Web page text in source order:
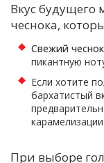
Вкус будущего
чеснока,
Свежий чеснок
пикантную
Если хотите
бархатистый
карамелизации
При выборе